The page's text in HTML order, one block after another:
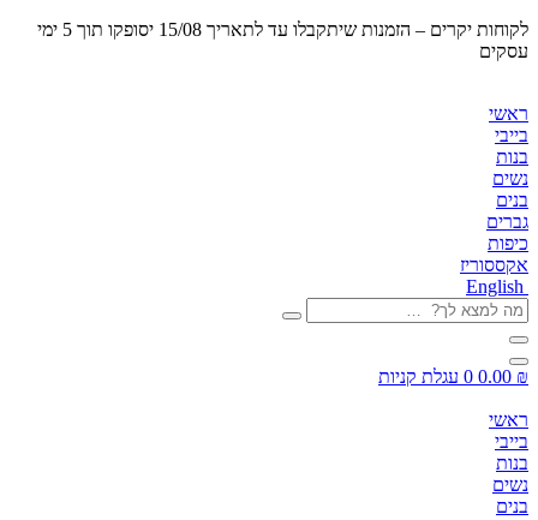
לקוחות יקרים – הזמנות שיתקבלו
עד לתאריך 15/08 יסופקו תוך 5 ימי
עסקים
ראשי
בייבי
בנות
נשים
בנים
גברים
כיפות
אקססוריז
English
מה
למצא
לך?
…
0.00 ₪
0 עגלת קניות
ראשי
בייבי
בנות
נשים
בנים